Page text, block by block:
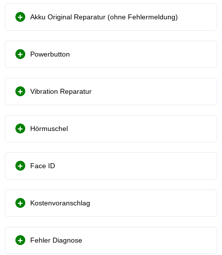
Akku Original Reparatur (ohne Fehlermeldung)
Powerbutton
Vibration Reparatur
Hörmuschel
Face ID
Kostenvoranschlag
Fehler Diagnose